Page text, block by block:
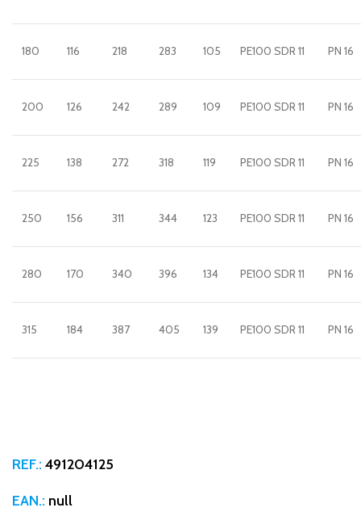
180 116 218 283 105 PE100 SDR 11 PN 16
200 126 242 289 109 PE100 SDR 11 PN 16
225 138 272 318 119 PE100 SDR 11 PN 16
250 156 311 344 123 PE100 SDR 11 PN 16
280 170 340 396 134 PE100 SDR 11 PN 16
315 184 387 405 139 PE100 SDR 11 PN 16
REF.: 491204125
EAN.: null